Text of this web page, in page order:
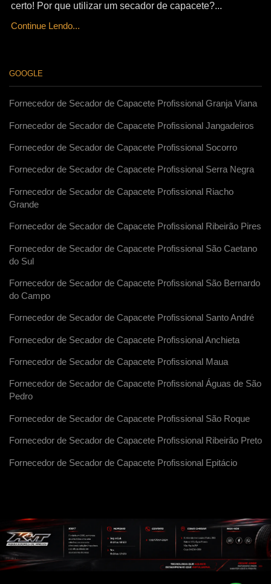
certo! Por que utilizar um secador de capacete?...
Continue Lendo...
GOOGLE
Fornecedor de Secador de Capacete Profissional Granja Viana
Fornecedor de Secador de Capacete Profissional Jangadeiros
Fornecedor de Secador de Capacete Profissional Socorro
Fornecedor de Secador de Capacete Profissional Serra Negra
Fornecedor de Secador de Capacete Profissional Riacho
Grande
Fornecedor de Secador de Capacete Profissional Ribeirão Pires
Fornecedor de Secador de Capacete Profissional São Caetano
do Sul
Fornecedor de Secador de Capacete Profissional São Bernardo
do Campo
Fornecedor de Secador de Capacete Profissional Santo André
Fornecedor de Secador de Capacete Profissional Anchieta
Fornecedor de Secador de Capacete Profissional Maua
Fornecedor de Secador de Capacete Profissional Águas de São
Pedro
Fornecedor de Secador de Capacete Profissional São Roque
Fornecedor de Secador de Capacete Profissional Ribeirão Preto
Fornecedor de Secador de Capacete Profissional Epitácio